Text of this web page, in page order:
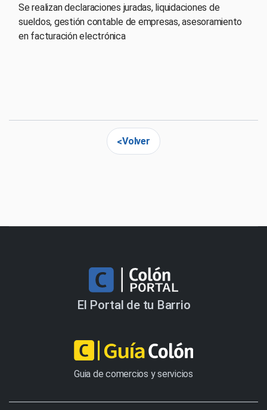
Se realizan declaraciones juradas, liquidaciones de
sueldos, gestión contable de empresas, asesoramiento
en facturación electrónica
Volver
El Portal de tu Barrio
Guia de comercios y servicios